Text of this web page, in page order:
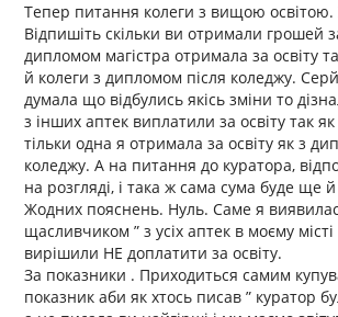
Тепер питання колеги з вищою освітою.
Відпишіть скільки ви отримали грошей
дипломом магістра отримала за освіту
й колеги з дипломом після коледжу.
думала що відбулись якісь зміни то
з інших аптек виплатили за освіту так
тільки одна я отримала за освіту як з
коледжу. А на питання до куратора,
на розгляді, і така ж сама сума буде ще
Жодних пояснень. Нуль. Саме я
щасливчиком ” з усіх аптек в моєму
вирішили НЕ доплатити за освіту.
За показники . Приходиться самим
показник аби як хтось писав ” куратор